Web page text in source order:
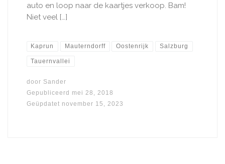
auto en loop naar de kaartjes verkoop. Bam!
Niet veel […]
Kaprun Mauterndorff Oostenrijk Salzburg
Tauernvallei
door Sander
Gepubliceerd mei 28, 2018
Geüpdatet november 15, 2023